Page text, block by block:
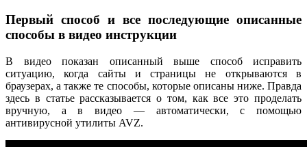
Первый способ и все последующие описанные
способы в видео инструкции
В видео показан описанный выше способ исправить
ситуацию, когда сайты и страницы не открываются в
браузерах, а также те способы, которые описаны ниже. Правда
здесь в статье рассказывается о том, как все это проделать
вручную, а в видео — автоматически, с помощью
антивирусной утилиты AVZ.